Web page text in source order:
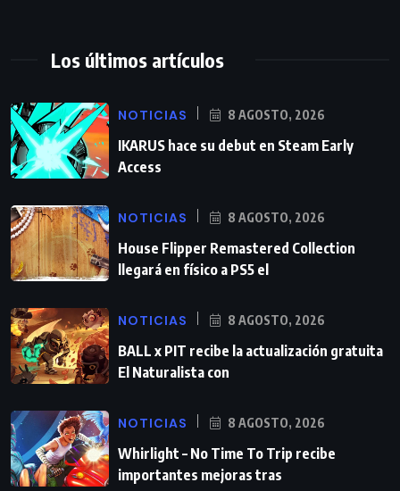
Los últimos artículos
NOTICIAS 8 AGOSTO, 2026
IKARUS hace su debut en Steam Early
Access
NOTICIAS 8 AGOSTO, 2026
House Flipper Remastered Collection
llegará en físico a PS5 el
NOTICIAS 8 AGOSTO, 2026
BALL x PIT recibe la actualización gratuita
El Naturalista con
NOTICIAS 8 AGOSTO, 2026
Whirlight – No Time To Trip recibe
importantes mejoras tras